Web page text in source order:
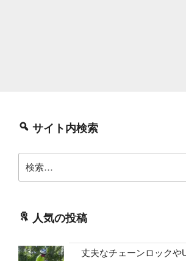
サイト内検索
索:
人気の投稿
丈夫なチェーンロックや